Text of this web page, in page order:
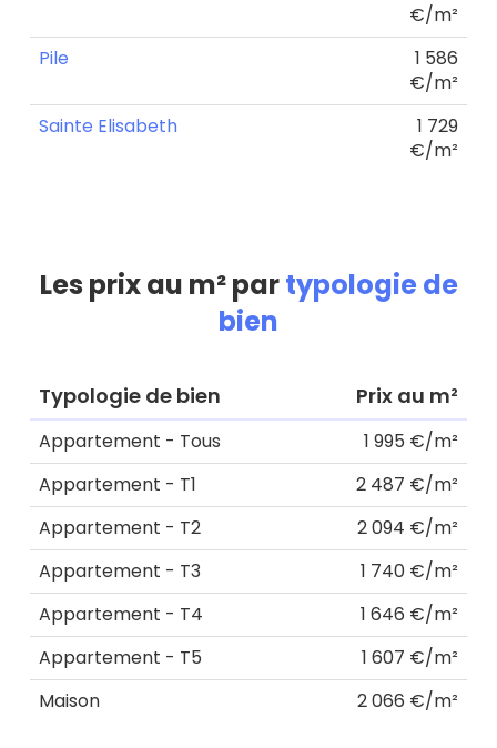
€/m²
Pile
1 586
€/m²
Sainte Elisabeth
1 729
€/m²
Les prix au m² partypologie de
bien
Typologie de bien Prix au m²
Appartement - Tous
1 995 €/m²
Appartement - T1
2 487 €/m²
Appartement - T2
2 094 €/m²
Appartement - T3
1 740 €/m²
Appartement - T4
1 646 €/m²
Appartement - T5
1 607 €/m²
Maison
2 066 €/m²